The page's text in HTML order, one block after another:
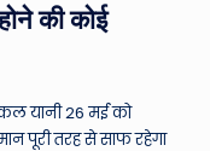
की कोई
यानी 26 मई को
पूरी तरह से साफ रहेगा